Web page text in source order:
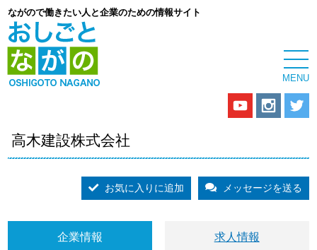
ながので働きたい人と企業のための情報サイト
高木建設株式会社
お気に入りに追加 メッセージを送る
企業情報 求人情報